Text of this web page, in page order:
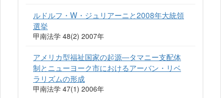
ルドルフ・W・ジュリアーニと2008年大統領
選挙
甲南法学 48(2) 2007年
アメリカ型福祉国家の起源―タマニー支配体
制とニューヨーク市におけるアーバン・リベ
ラリズムの形成
甲南法学 47(1) 2006年